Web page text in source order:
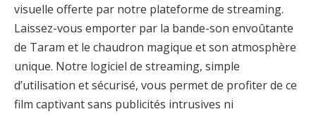
visuelle offerte par notre plateforme de streaming.
Laissez-vous emporter par la bande-son envoûtante
de Taram et le chaudron magique et son atmosphère
unique. Notre logiciel de streaming, simple
d’utilisation et sécurisé, vous permet de profiter de ce
film captivant sans publicités intrusives ni